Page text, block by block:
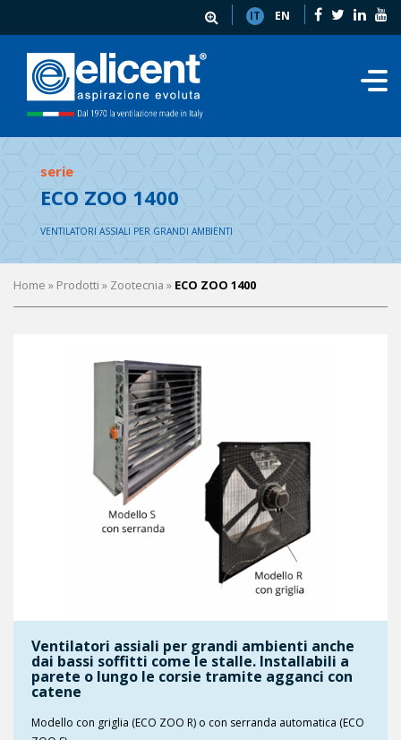
IT EN
serie
ECO ZOO 1400
VENTILATORI ASSIALI PER GRANDI AMBIENTI
Home » Prodotti » Zootecnia » ECO ZOO 1400
Ventilatori assiali per grandi ambienti anche
dai bassi soffitti come le stalle. Installabili a
parete o lungo le corsie tramite agganci con
catene
Modello con griglia (ECO ZOO R) o con serranda automatica (ECO